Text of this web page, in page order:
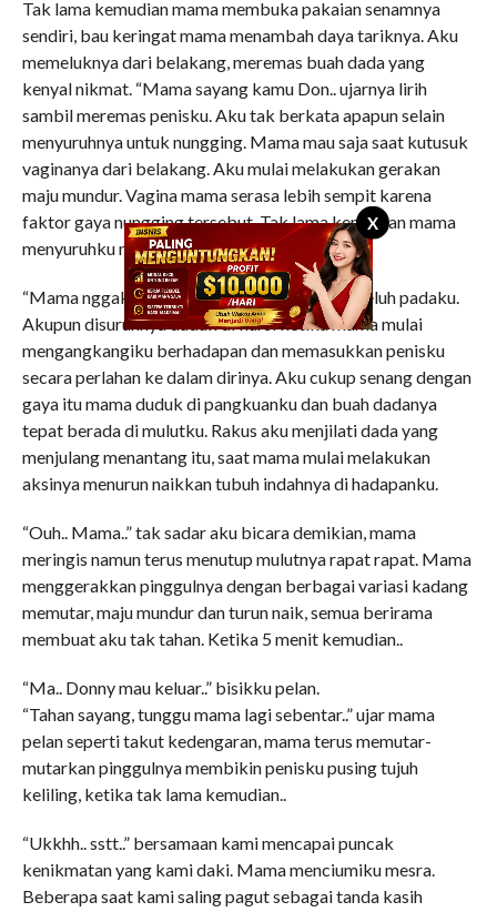
X
Tak lama kemudian mama membuka pakaian senamnya
sendiri, bau keringat mama menambah daya tariknya. Aku
memeluknya dari belakang, meremas buah dada yang
kenyal nikmat. “Mama sayang kamu Don.. ujarnya lirih
sambil meremas penisku. Aku tak berkata apapun selain
menyuruhnya untuk nungging. Mama mau saja saat kutusuk
vaginanya dari belakang. Aku mulai melakukan gerakan
maju mundur. Vagina mama serasa lebih sempit karena
faktor gaya nungging tersebut. Tak lama kemudian mama
menyuruhku mencabut penisku.
“Mama nggak bisa menikmati..” katanya berkeluh padaku.
Akupun disuruhnya duduk di kursi ketika mama mulai
mengangkangiku berhadapan dan memasukkan penisku
secara perlahan ke dalam dirinya. Aku cukup senang dengan
gaya itu mama duduk di pangkuanku dan buah dadanya
tepat berada di mulutku. Rakus aku menjilati dada yang
menjulang menantang itu, saat mama mulai melakukan
aksinya menurun naikkan tubuh indahnya di hadapanku.
“Ouh.. Mama..” tak sadar aku bicara demikian, mama
meringis namun terus menutup mulutnya rapat rapat. Mama
menggerakkan pinggulnya dengan berbagai variasi kadang
memutar, maju mundur dan turun naik, semua berirama
membuat aku tak tahan. Ketika 5 menit kemudian..
“Ma.. Donny mau keluar..” bisikku pelan.
“Tahan sayang, tunggu mama lagi sebentar..” ujar mama
pelan seperti takut kedengaran, mama terus memutar-
mutarkan pinggulnya membikin penisku pusing tujuh
keliling, ketika tak lama kemudian..
“Ukkhh.. sstt..” bersamaan kami mencapai puncak
kenikmatan yang kami daki. Mama menciumiku mesra.
Beberapa saat kami saling pagut sebagai tanda kasih